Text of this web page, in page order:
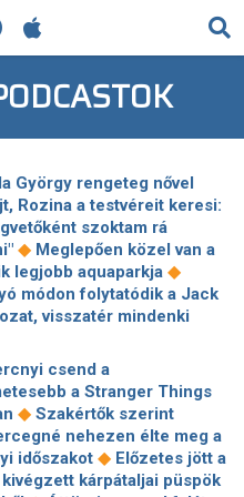
KERESÉS
György rengeteg nővel
Rozina a testvéreit keresi:
szoktam rá
◆ Meglepően közel van a
legjobb aquaparkja ◆
módon folytatódik a Jack
visszatér mindenki
az elmúlt 5 évből, amit
forgattak◆
Turbékolnak
A Séfek séfe
menyasszonyával
Reese Witherspoon 50
◆Szabados Ági megszólalt
csend a
a Stranger Things
◆ Szakértők szerint
nehezen élte meg a
időszakot ◆ Előzetes jött a
kivégzett kárpátaljai püspök